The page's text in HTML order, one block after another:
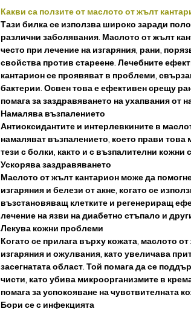
Какви са ползите от маслото от жълт
Тази билка се използва широко заради
различни заболявания. Маслото от жълт
често при лечение на изгаряния, рани,
свойства против стареене. Лечебните
кантарион се проявяват в проблеми,
бактерии. Освен това е ефективен срещу
помага за заздравяването на ухапвания от
Намалява възпалението
Антиоксидантите и интерлевкините в
намаляват възпалението, което прави това
тези с болки, както и с възпалителни кожни
Ускорява заздравяването
Маслото от жълт кантарион може да
изгаряния и белези от акне, когато се
възстановяващ клетките и регенериращ
лечение на язви на диабетно стъпало и
Лекува кожни проблеми
Когато се прилага върху кожата, маслото
изгаряния и ожулвания, като увеличава
засегнатата област. Той помага да се
чисти, като убива микроорганизмите в
помага за успокояване на чувствителната
Бори се с инфекцията